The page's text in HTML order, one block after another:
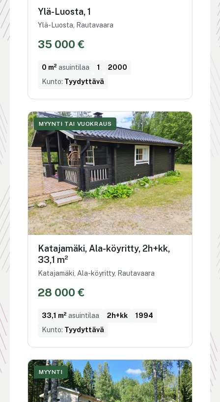
Ylä-Luosta, 1
Ylä-Luosta, Rautavaara
35 000 €
0 m² asuintilaa 1
2000
Kunto: Tyydyttävä
MYYNTI TAI VUOKRAUS
Katajamäki, Ala-köyritty, 2h+kk,
33,1 m²
Katajamäki, Ala-köyritty, Rautavaara
28 000 €
33,1 m² asuintilaa 2h+kk
1994
Kunto: Tyydyttävä
MYYNTI